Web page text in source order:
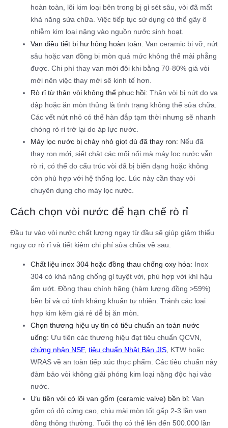
hoàn toàn, lõi kim loại bên trong bị gỉ sét sâu, vòi đã mất
khả năng sửa chữa. Việc tiếp tục sử dụng có thể gây ô
nhiễm kim loại nặng vào nguồn nước sinh hoạt.
Van điều tiết bị hư hỏng hoàn toàn: Van ceramic bị vỡ, nứt
sâu hoặc van đồng bị mòn quá mức không thể mài phẳng
được. Chi phí thay van mới đôi khi bằng 70-80% giá vòi
mới nên việc thay mới sẽ kinh tế hơn.
Rò rỉ từ thân vòi không thể phục hồi: Thân vòi bị nứt do va
đập hoặc ăn mòn thủng là tình trạng không thể sửa chữa.
Các vết nứt nhỏ có thể hàn đắp tạm thời nhưng sẽ nhanh
chóng rò rỉ trở lại do áp lực nước.
Máy lọc nước bị chảy nhỏ giọt dù đã thay ron: Nếu đã
thay ron mới, siết chặt các mối nối mà máy lọc nước vẫn
rò rỉ, có thể do cấu trúc vòi đã bị biến dạng hoặc không
còn phù hợp với hệ thống lọc. Lúc này cần thay vòi
chuyên dụng cho máy lọc nước.
Cách chọn vòi nước để hạn chế rò rỉ
Đầu tư vào vòi nước chất lượng ngay từ đầu sẽ giúp giảm thiểu
nguy cơ rò rỉ và tiết kiệm chi phí sửa chữa về sau.
Chất liệu inox 304 hoặc đồng thau chống oxy hóa: Inox
304 có khả năng chống gỉ tuyệt vời, phù hợp với khí hậu
ẩm ướt. Đồng thau chính hãng (hàm lượng đồng >59%)
bền bỉ và có tính kháng khuẩn tự nhiên. Tránh các loại
hợp kim kẽm giá rẻ dễ bị ăn mòn.
Chọn thương hiệu uy tín có tiêu chuẩn an toàn nước
uống: Ưu tiên các thương hiệu đạt tiêu chuẩn QCVN,
chứng nhận NSF, tiêu chuẩn Nhật Bản JIS, KTW hoặc
WRAS về an toàn tiếp xúc thực phẩm. Các tiêu chuẩn này
đảm bảo vòi không giải phóng kim loại nặng độc hại vào
nước.
Ưu tiên vòi có lõi van gốm (ceramic valve) bền bỉ: Van
gốm có độ cứng cao, chịu mài mòn tốt gấp 2-3 lần van
đồng thông thường. Tuổi thọ có thể lên đến 500.000 lần